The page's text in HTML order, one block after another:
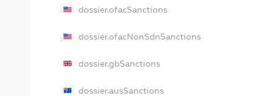
dossier.ofacSanctions
dossier.ofacNonSdnSanctions
dossier.gbSanctions
dossier.ausSanctions